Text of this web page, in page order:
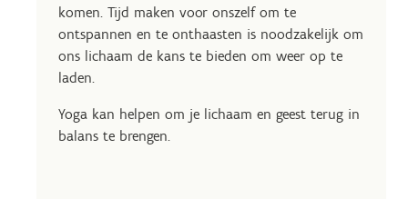
komen. Tijd maken voor onszelf om te
ontspannen en te onthaasten is noodzakelijk om
ons lichaam de kans te bieden om weer op te
laden.
Yoga kan helpen om je lichaam en geest terug in
balans te brengen.